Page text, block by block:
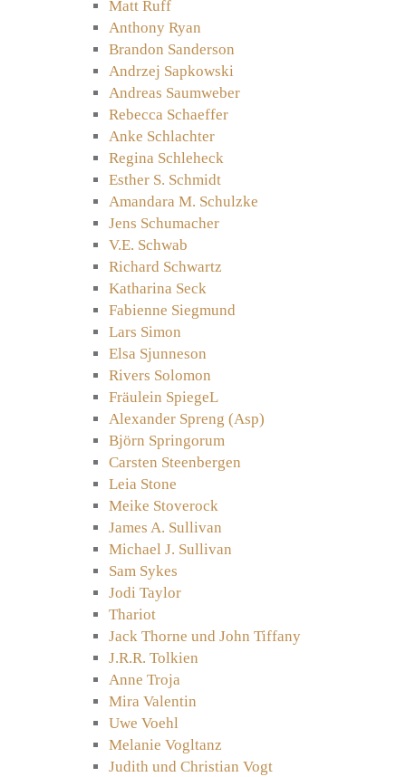
Matt Ruff
Anthony Ryan
Brandon Sanderson
Andrzej Sapkowski
Andreas Saumweber
Rebecca Schaeffer
Anke Schlachter
Regina Schleheck
Esther S. Schmidt
Amandara M. Schulzke
Jens Schumacher
V.E. Schwab
Richard Schwartz
Katharina Seck
Fabienne Siegmund
Lars Simon
Elsa Sjunneson
Rivers Solomon
Fräulein SpiegeL
Alexander Spreng (Asp)
Björn Springorum
Carsten Steenbergen
Leia Stone
Meike Stoverock
James A. Sullivan
Michael J. Sullivan
Sam Sykes
Jodi Taylor
Thariot
Jack Thorne und John Tiffany
J.R.R. Tolkien
Anne Troja
Mira Valentin
Uwe Voehl
Melanie Vogltanz
Judith und Christian Vogt